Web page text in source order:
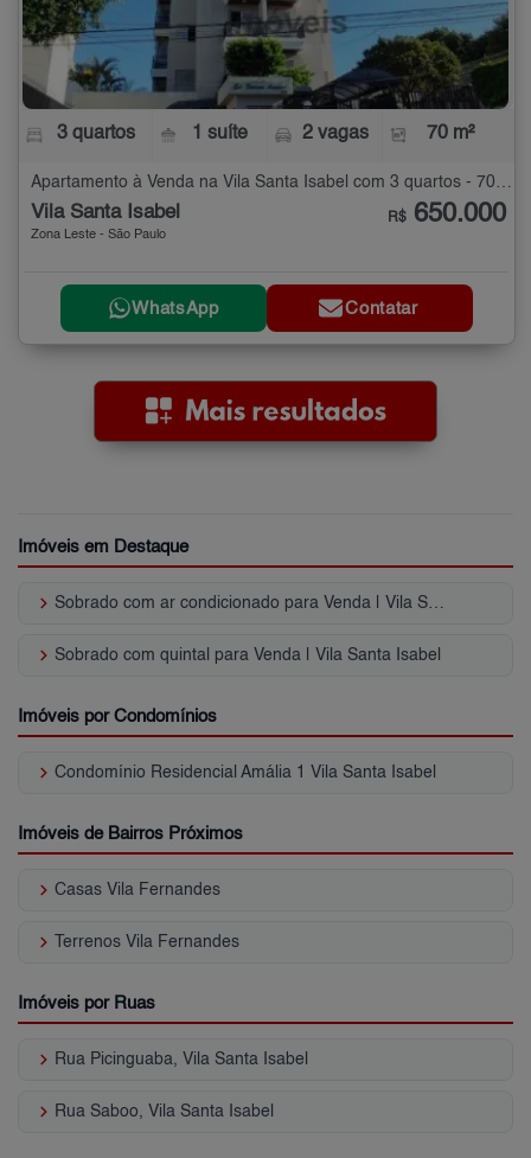
3 quartos 1 suíte 2 vagas 70 m²
Apartamento à Venda na Vila Santa Isabel com 3 quartos - 70 m²
Vila Santa Isabel
Zona Leste - São Paulo
R$ 650.000
WhatsApp Contatar
Imóveis em Destaque
keyboard_arrow_right Sobrado com ar condicionado para Venda | Vila Santa Isabel
keyboard_arrow_right Sobrado com quintal para Venda | Vila Santa Isabel
Imóveis por Condomínios
keyboard_arrow_right Condomínio Residencial Amália 1 Vila Santa Isabel
Imóveis de Bairros Próximos
keyboard_arrow_right Casas Vila Fernandes
keyboard_arrow_right Terrenos Vila Fernandes
Imóveis por Ruas
keyboard_arrow_right Rua Picinguaba, Vila Santa Isabel
keyboard_arrow_right Rua Saboo, Vila Santa Isabel